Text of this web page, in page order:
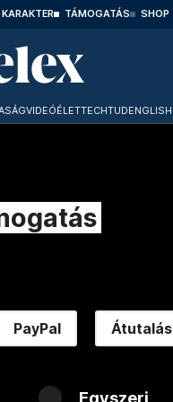
KARAKTER TÁMOGATÁS SHOP
VIDEÓÉLETTECHTUDENGLISH
PayPal Átutalás
Egyszeri